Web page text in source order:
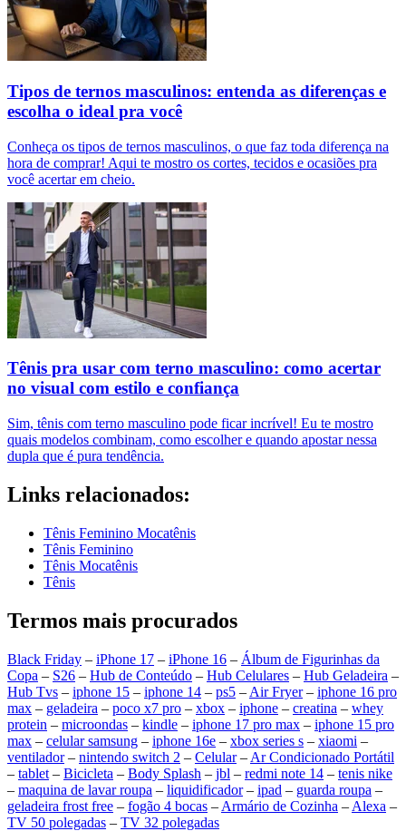
Tipos de ternos masculinos: entenda as diferenças e
escolha o ideal pra você
Conheça os tipos de ternos masculinos, o que faz toda diferença na
hora de comprar! Aqui te mostro os cortes, tecidos e ocasiões pra
você acertar em cheio.
Tênis pra usar com terno masculino: como acertar
no visual com estilo e confiança
Sim, tênis com terno masculino pode ficar incrível! Eu te mostro
quais modelos combinam, como escolher e quando apostar nessa
dupla que é pura tendência.
Links relacionados:
Tênis Feminino Mocatênis
Tênis Feminino
Tênis Mocatênis
Tênis
Termos mais procurados
Black Friday – iPhone 17 – iPhone 16 – Álbum de Figurinhas da
Copa – S26 – Hub de Conteúdo – Hub Celulares – Hub Geladeira –
Hub Tvs – iphone 15 – iphone 14 – ps5 – Air Fryer– iphone 16 pro
max – geladeira – poco x7 pro – xbox – iphone – creatina – whey
protein – microondas – kindle – iphone 17 pro max – iphone 15 pro
max – celular samsung – iphone 16e – xbox series s – xiaomi –
ventilador– nintendo switch 2 – Celular– Ar Condicionado Portátil
– tablet – Bicicleta – Body Splash – jbl – redmi note 14 – tenis nike
– maquina de lavar roupa – liquidificador– ipad – guarda roupa –
geladeira frost free – fogão 4 bocas – Armário de Cozinha – Alexa –
TV 50 polegadas – TV 32 polegadas